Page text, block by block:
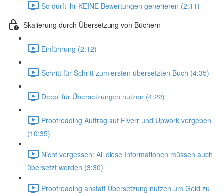
So dürft ihr KEINE Bewertungen generieren (2:11)
Skalierung durch Übersetzung von Büchern
Einführung (2:12)
Schritt für Schritt zum ersten übersetzten Buch (4:35)
Deepl für Übersetzungen nutzen (4:22)
Proofreading Auftrag auf Fiverr und Upwork vergeben
(10:35)
Nicht vergessen: All diese Informationen müssen auch
übersetzt werden (3:30)
Proofreading anstatt Übersetzung nutzen um Geld zu